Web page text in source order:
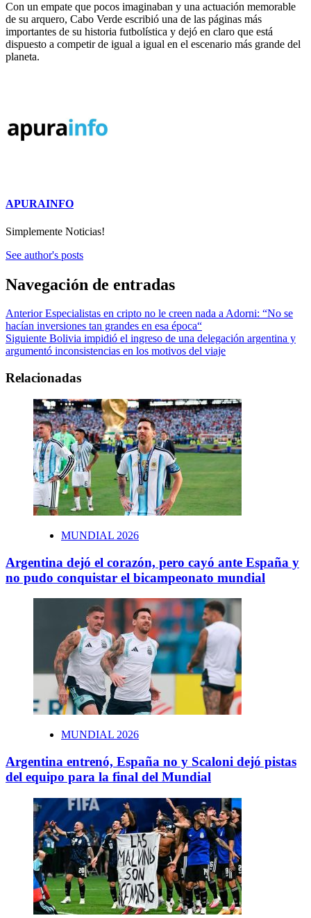
Con un empate que pocos imaginaban y una actuación memorable
de su arquero, Cabo Verde escribió una de las páginas más
importantes de su historia futbolística y dejó en claro que está
dispuesto a competir de igual a igual en el escenario más grande del
planeta.
APURAINFO
Simplemente Noticias!
See author's posts
Navegación de entradas
AnteriorEspecialistas en cripto no le creen nada a Adorni: “No se
hacían inversiones tan grandes en esa época“
Siguiente Bolivia impidió el ingreso de una delegación argentina y
argumentó inconsistencias en los motivos del viaje
Relacionadas
MUNDIAL 2026
Argentina dejó el corazón, pero cayó ante España y
no pudo conquistar el bicampeonato mundial
MUNDIAL 2026
Argentina entrenó, España no y Scaloni dejó pistas
del equipo para la final del Mundial